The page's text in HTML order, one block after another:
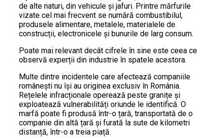
de alte naturi, din vehicule și jafuri. Printre mărfurile
vizate cel mai frecvent se numără combustibilul,
produsele alimentare, metalele, materialele de
construcții, electronicele și bunurile de larg consum.
Poate mai relevant decât cifrele în sine este ceea ce
observă experții din industrie în spatele acestora.
Multe dintre incidentele care afectează companiile
românești nu își au originea exclusiv în România.
Rețelele infracționale operează peste granițe și
exploatează vulnerabilități oriunde le identifică. O
marfă poate fi produsă într-o țară, transportată de o
companie din altă țară și furată la sute de kilometri
distanță, într-o a treia piață.